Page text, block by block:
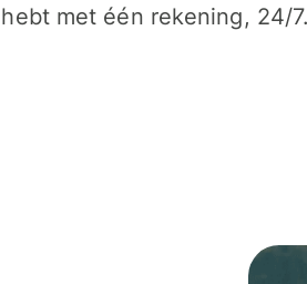
met één rekening, 24/7.